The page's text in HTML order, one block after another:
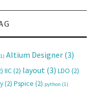
Altium Designer (3)
IIC(2) layout (3) LDO (2)
(2) Pspice (2) python (1)